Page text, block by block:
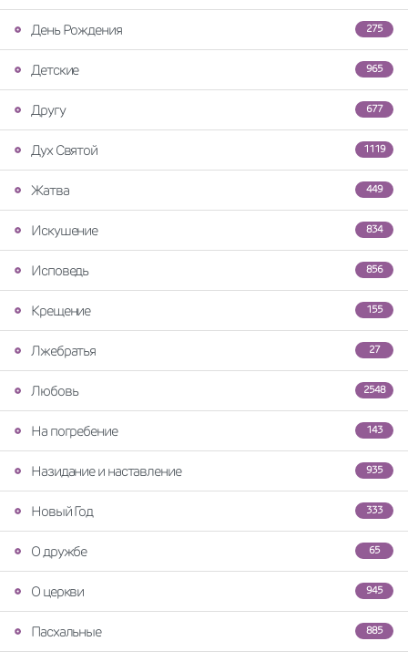
275
День Рождения
965
Детские
677
Другу
1119
Дух Святой
449
Жатва
834
Искушение
856
Исповедь
155
Крещение
27
Лжебратья
2548
Любовь
143
На погребение
935
Назидание и наставление
333
Новый Год
65
О дружбе
945
О церкви
885
Пасхальные